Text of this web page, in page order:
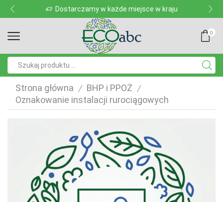
Dostarczamy w każde miejsce w kraju
0
Strona główna / BHP i PPOŻ /
Oznakowanie instalacji rurociągowych